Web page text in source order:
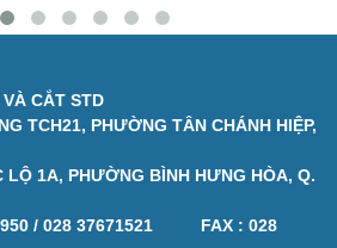
CẮT STD
TCH21, PHƯỜNG TÂN CHÁNH HIỆP,
LỘ 1A, PHƯỜNG BÌNH HƯNG HÒA, Q.
/ 028 37671521 FAX :028